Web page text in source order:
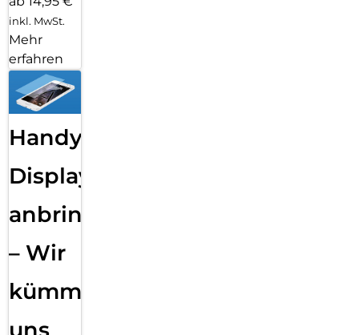
inkl. MwSt.
Mehr
erfahren
Handy
Displayfolie
anbringen
– Wir
kümmern
uns